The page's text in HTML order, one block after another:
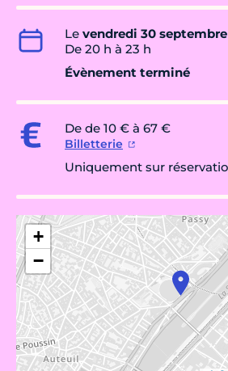
Le vendredi 30
De 20 h à 23 h
Évènement terminé
De de 10 € à 67 €
Billetterie
Uniquement sur
+
−